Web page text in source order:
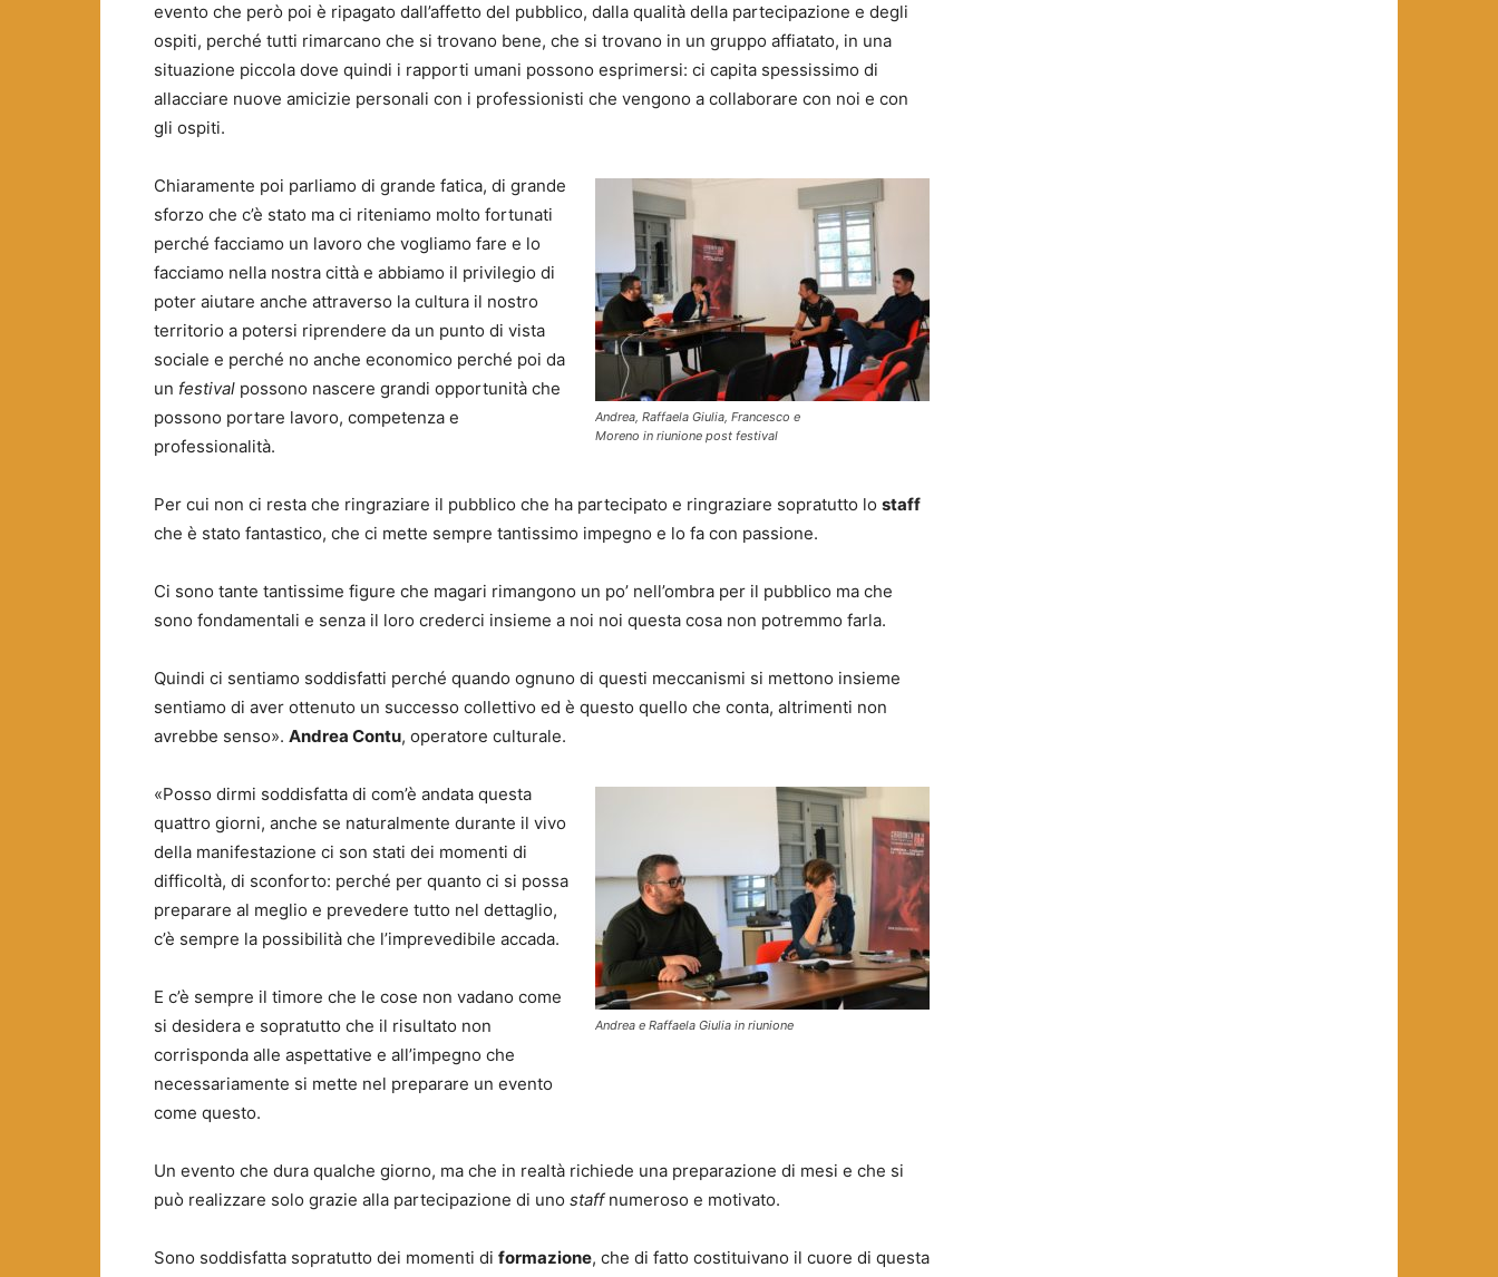
evento che però poi è ripagato dall’affetto del pubblico, dalla qualità della partecipazione e degli
ospiti, perché tutti rimarcano che si trovano bene, che si trovano in un gruppo affiatato, in una
situazione piccola dove quindi i rapporti umani possono esprimersi: ci capita spessissimo di
allacciare nuove amicizie personali con i professionisti che vengono a collaborare con noi e con
gli ospiti.
Andrea, Raffaela Giulia, Francesco e
Moreno in riunione post festival
Chiaramente poi parliamo di grande fatica, di grande
sforzo che c’è stato ma ci riteniamo molto fortunati
perché facciamo un lavoro che vogliamo fare e lo
facciamo nella nostra città e abbiamo il privilegio di
poter aiutare anche attraverso la cultura il nostro
territorio a potersi riprendere da un punto di vista
sociale e perché no anche economico perché poi da
un festival possono nascere grandi opportunità che
possono portare lavoro, competenza e
professionalità.
Per cui non ci resta che ringraziare il pubblico che ha partecipato e ringraziare sopratutto lo staff
che è stato fantastico, che ci mette sempre tantissimo impegno e lo fa con passione.
Ci sono tante tantissime figure che magari rimangono un po’ nell’ombra per il pubblico ma che
sono fondamentali e senza il loro crederci insieme a noi noi questa cosa non potremmo farla.
Quindi ci sentiamo soddisfatti perché quando ognuno di questi meccanismi si mettono insieme
sentiamo di aver ottenuto un successo collettivo ed è questo quello che conta, altrimenti non
avrebbe senso». Andrea Contu, operatore culturale.
Andrea e Raffaela Giulia in riunione
«Posso dirmi soddisfatta di com’è andata questa
quattro giorni, anche se naturalmente durante il vivo
della manifestazione ci son stati dei momenti di
difficoltà, di sconforto: perché per quanto ci si possa
preparare al meglio e prevedere tutto nel dettaglio,
c’è sempre la possibilità che l’imprevedibile accada.
E c’è sempre il timore che le cose non vadano come
si desidera e sopratutto che il risultato non
corrisponda alle aspettative e all’impegno che
necessariamente si mette nel preparare un evento
come questo.
Un evento che dura qualche giorno, ma che in realtà richiede una preparazione di mesi e che si
può realizzare solo grazie alla partecipazione di uno staffnumeroso e motivato.
Sono soddisfatta sopratutto dei momenti di formazione, che di fatto costituivano il cuore di questa